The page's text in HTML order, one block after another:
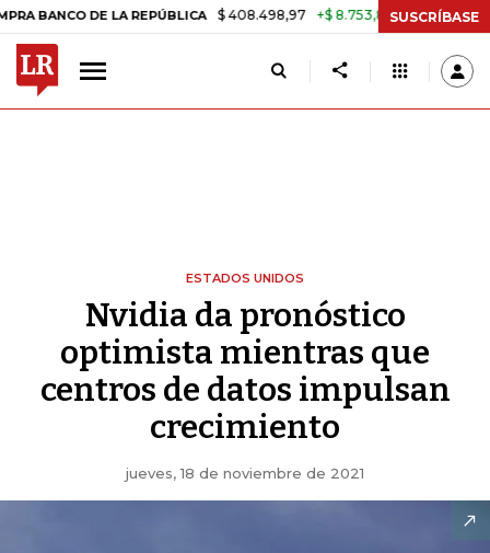
DE LA REPÚBLICA $ 408.498,97 +$ 8.753,81 +2,19% TASA DE
SUSCRÍBASE
ESTADOS UNIDOS
Nvidia da pronóstico
optimista mientras que
centros de datos impulsan
crecimiento
jueves, 18 de noviembre de 2021